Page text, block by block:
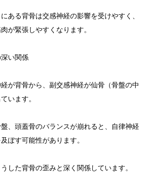
ある背骨は交感神経の影響を受けやすく、
が緊張しやすくなります。
い関係
が背骨から、副交感神経が仙骨（骨盤の中
います。
、頭蓋骨のバランスが崩れると、自律神経
ぼす可能性があります。
した背骨の歪みと深く関係しています。